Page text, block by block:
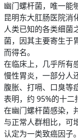
幽门螺杆菌，唯一能
昆明东大肛肠医院消
人类已知的各类细菌
菌，因其主要寄生于
而得名。
在临床上，几乎所有
慢性胃炎，一部分人
腹胀、打嗝、口臭等
表明，约 95%的十
在幽门螺杆菌感染，
与正常人群相比，可
认定为一类致癌因子